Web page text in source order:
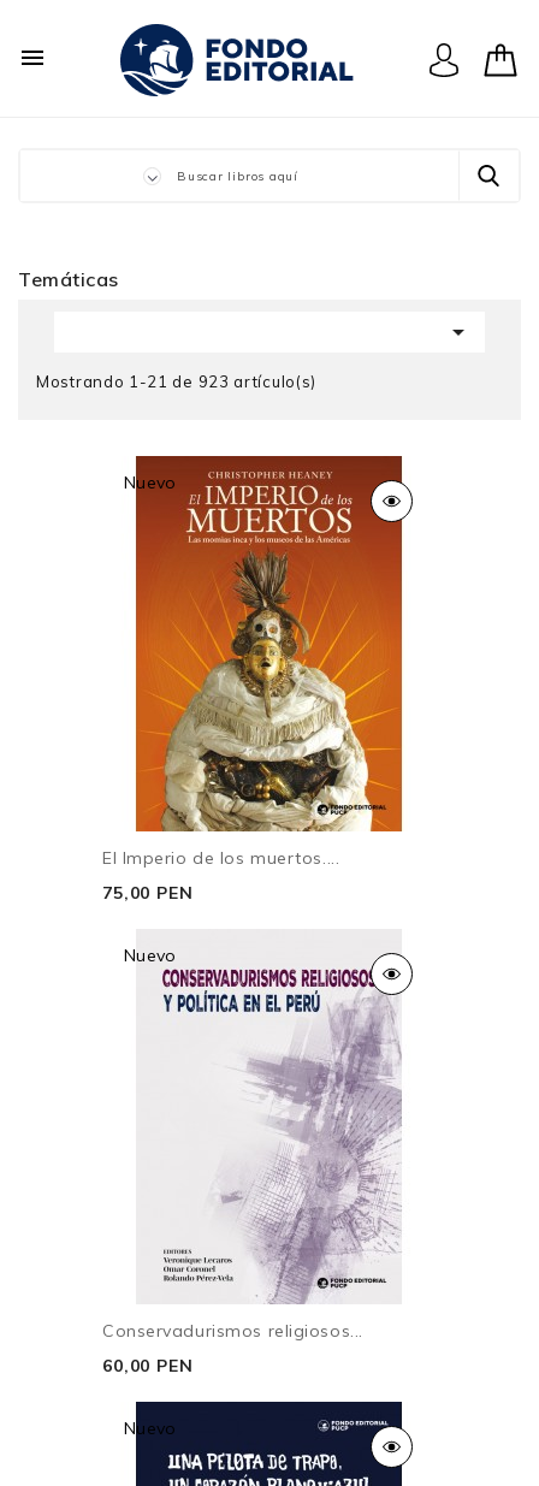

Temáticas

Mostrando 1-21 de 923 artículo(s)
Nuevo
El Imperio de los muertos....
75,00 PEN
Nuevo
Conservadurismos religiosos...
60,00 PEN
Nuevo